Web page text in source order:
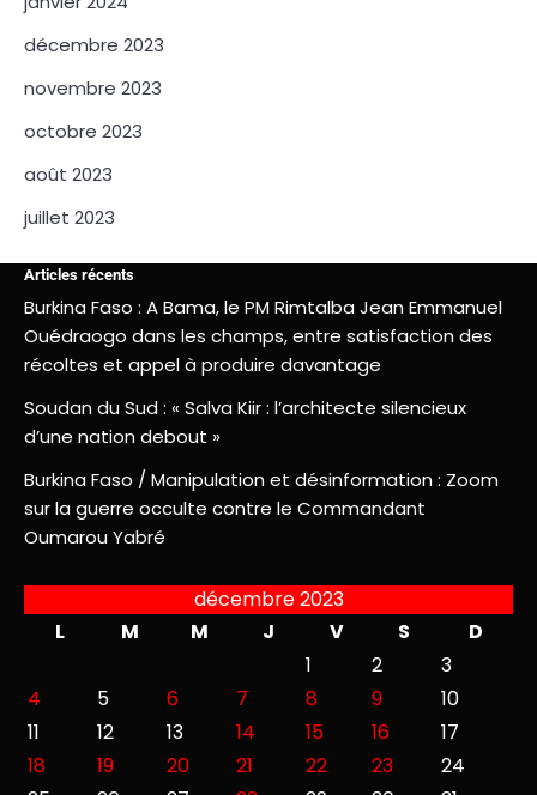
décembre 2023
novembre 2023
octobre 2023
août 2023
juillet 2023
Articles récents
Burkina Faso : A Bama, le PM Rimtalba Jean Emmanuel
Ouédraogo dans les champs, entre satisfaction des
récoltes et appel à produire davantage
Soudan du Sud : « Salva Kiir : l’architecte silencieux
d’une nation debout »
Burkina Faso / Manipulation et désinformation : Zoom
sur la guerre occulte contre le Commandant
Oumarou Yabré
décembre 2023
L
M M J V S
D
1
2
3
4
5 6 7 8 9
10
11
12 13 14 15 16
17
18
19 20 21 22 23
24